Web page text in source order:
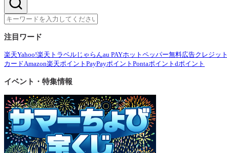
注目ワード
楽天Yahoo!楽天トラベル じゃらんau PAYホットペッパー無料広告クレジッ
カードAmazon楽天ポイント PayPayポイント Pontaポイント dポイント
イベント・特集情報